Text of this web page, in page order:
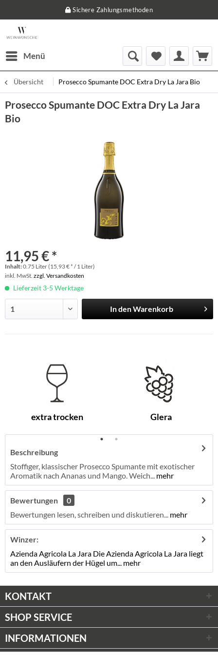
Sichere Zahlungsmethoden
Menü
Übersicht Prosecco Spumante DOC Extra Dry La Jara Bio
Prosecco Spumante DOC Extra Dry La Jara
Bio
11,95 € *
Inhalt:0.75 Liter (15,93 € * / 1 Liter)
inkl. MwSt. zzgl. Versandkosten
Lieferzeit 3-5 Werktage
In denWarenkorb
extra trocken Glera
Beschreibung
Stoffiger, klassischer Prosecco Spumante mit exotischer
Aromatik nach Ananas und Mango. Weich... mehr
Bewertungen
0
Bewertungen lesen, schreiben und diskutieren... mehr
Winzer:
Azienda Agricola La Jara Die Azienda Agricola La Jara liegt
an den Ausläufern der Hügel um... mehr
KONTAKT
SHOP SERVICE
INFORMATIONEN